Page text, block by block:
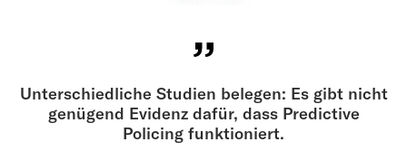
Unterschiedliche Studien belegen: Es gibt nicht
genügend Evidenz dafür, dass Predictive
Policing funktioniert.